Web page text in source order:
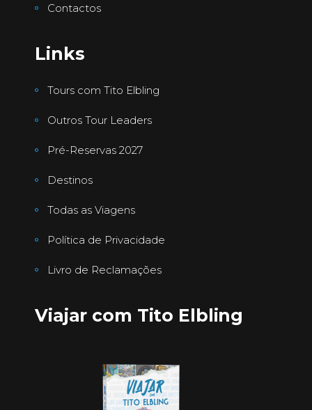
Contactos
Links
Tours com Tito Elbling
Outros Tour Leaders
Pré-Reservas 2027
Destinos
Todas as Viagens
Política de Privacidade
Livro de Reclamações
Viajar com Tito Elbling